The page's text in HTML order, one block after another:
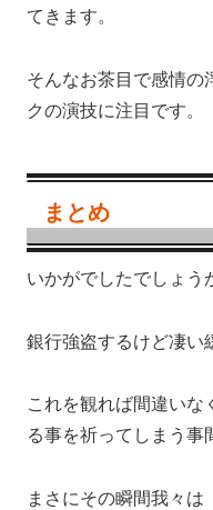
てきます。
そんなお茶目で感情の
クの演技に注目です。
まとめ
いかがでしたでしょう
銀行強盗するけど凄い
これを観れば間違いな
る事を祈ってしまう事
まさにその瞬間我々は